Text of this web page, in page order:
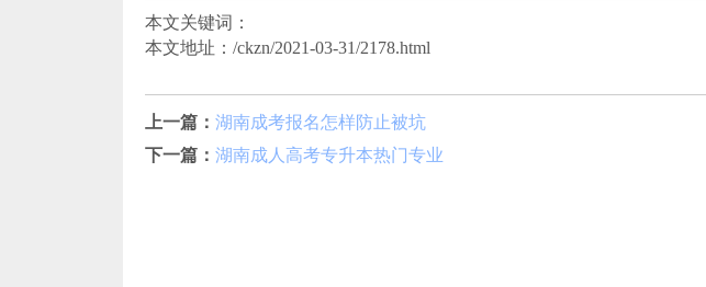
本文关键词：
本文地址：/ckzn/2021-03-31/2178.html
上一篇： 湖南成考报名怎样防止被坑
下一篇： 湖南成人高考专升本热门专业